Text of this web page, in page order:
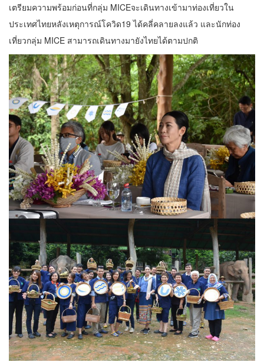
เตรียมความพร้อมก่อนที่กลุ่ม MICEจะเดินทางเข้ามาท่องเที่ยวใน
ประเทศไทยหลังเหตุการณ์โควิด19 ได้คลี่คลายลงแล้ว และนักท่อง
เที่ยวกลุ่ม MICE สามารถเดินทางมายังไทยได้ตามปกติ